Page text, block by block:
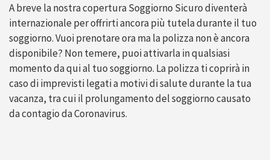
A breve la nostra copertura Soggiorno Sicuro diventerà
internazionale per offrirti ancora più tutela durante il tuo
soggiorno. Vuoi prenotare ora ma la polizza non è ancora
disponibile? Non temere, puoi attivarla in qualsiasi
momento da qui al tuo soggiorno. La polizza ti coprirà in
caso di imprevisti legati a motivi di salute durante la tua
vacanza, tra cui il prolungamento del soggiorno causato
da contagio da Coronavirus.